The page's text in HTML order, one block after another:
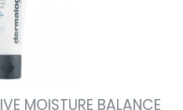
MOISTURE BALANCE